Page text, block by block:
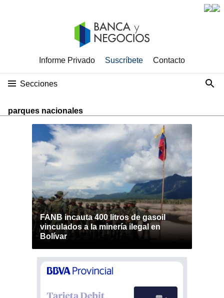
Informe Privado Suscríbete Contacto
Secciones
parques nacionales
FANB incauta 400 litros de gasoil
vinculados a la minería ilegal en
Bolívar